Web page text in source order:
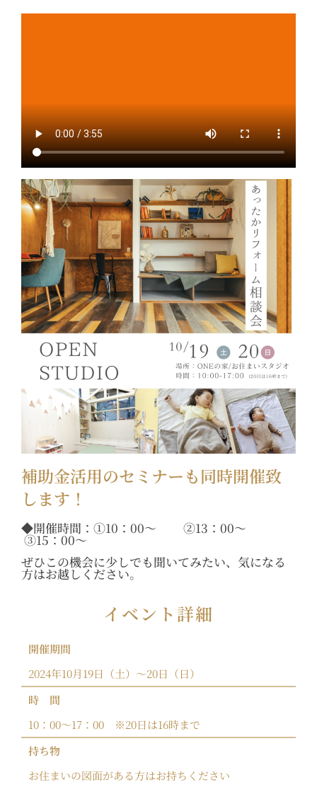
補助金活用のセミナーも同時開催致
します！
◆開催時間：①10：00～ ②13：00～
③15：00～
ぜひこの機会に少しでも聞いてみたい、気になる
方はお越しください。
イベント詳細
開催期間
2024年10月19日（土）～20日（日）
時 間
10：00〜17：00 ※20日は16時まで
持ち物
お住まいの図面がある方はお持ちください